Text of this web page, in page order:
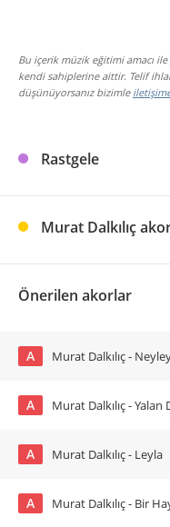
Bu içerik müzik eğitimi amacı
kendi sahiplerine aittir. Telif
düşünüyorsanız bizimle
Rastgele
Murat Dalkılıç
Önerilen akorlar
A Murat Dalkılıç -
A Murat Dalkılıç - Yalan
A Murat Dalkılıç - Leyla
A Murat Dalkılıç - Bir